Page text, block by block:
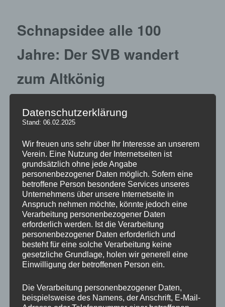
Schnapsidee alle 100
Jahre: Der SVB wandert
zum Altkönig
Datenschutzerklärung
Stand: 06.02.2025
Wir freuen uns sehr über Ihr Interesse an unserem
Verein. Eine Nutzung der Internetseiten ist
grundsätzlich ohne jede Angabe
personenbezogener Daten möglich. Sofern eine
betroffene Person besondere Services unseres
Unternehmens über unsere Internetseite in
Anspruch nehmen möchte, könnte jedoch eine
Verarbeitung personenbezogener Daten
erforderlich werden. Ist die Verarbeitung
personenbezogener Daten erforderlich und
besteht für eine solche Verarbeitung keine
gesetzliche Grundlage, holen wir generell eine
Einwilligung der betroffenen Person ein.
Die Verarbeitung personenbezogener Daten,
beispielsweise des Namens, der Anschrift, E-Mail-